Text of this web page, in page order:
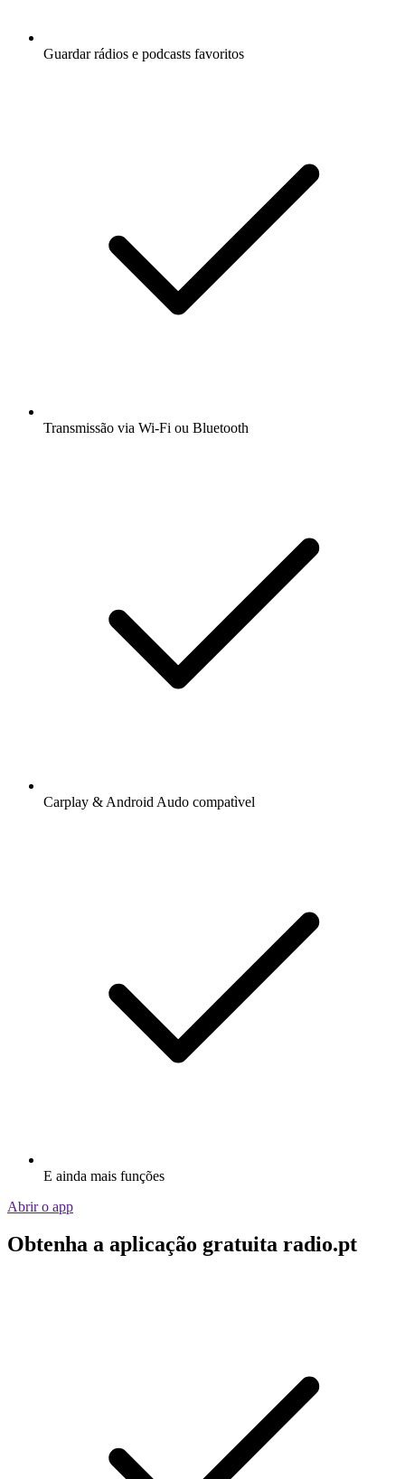
Guardar rádios e podcasts favoritos
Transmissão via Wi-Fi ou Bluetooth
Carplay & Android Audo compatìvel
E ainda mais funções
Abrir o app
Obtenha a aplicação gratuita radio.pt